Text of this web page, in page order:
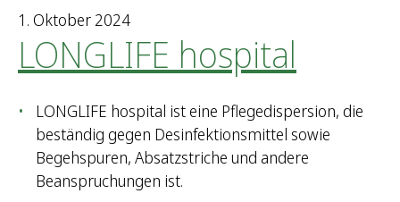
1. Oktober 2024
LONGLIFE hospital
LONGLIFE hospital ist eine Pflegedispersion, die
beständig gegen Desinfektionsmittel sowie
Begehspuren, Absatzstriche und andere
Beanspruchungen ist.